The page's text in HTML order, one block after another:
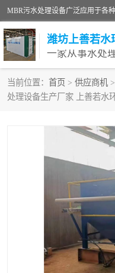
潍坊上善若水
一家从事水处
当前位置： 首页 > 供应商机 >
处理设备生产厂家 上善若水
污水处理设备
生活污水处理设备
洗涤污水处理设备
养殖污水处理设备
一体化污水处理设备